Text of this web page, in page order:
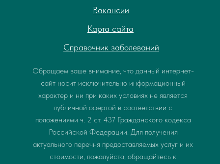
Вакансии
Карта сайта
Справочник заболеваний
Обращаем ваше внимание, что данный интернет-
сайт носит исключительно информационный
характер и ни при каких условиях не является
публичной офертой в соответствии с
положениями ч. 2 ст. 437 Гражданского кодекса
Российской Федерации. Для получения
актуального перечня предоставляемых услуг и их
стоимости, пожалуйста, обращайтесь к